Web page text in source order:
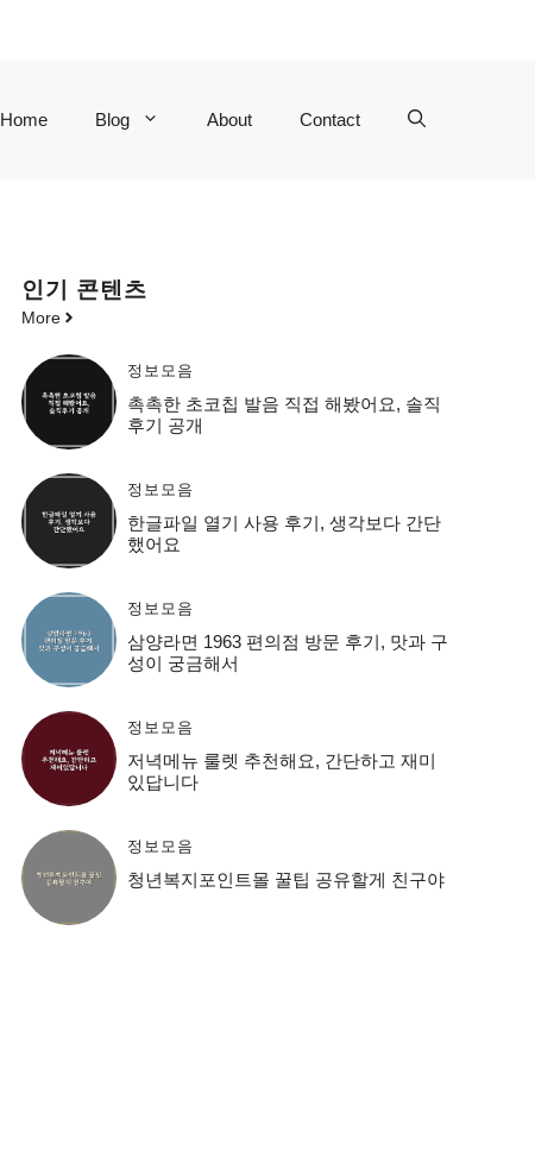
Home Blog About Contact
인기 콘텐츠
More
정보모음
촉촉한 초코칩 발음 직접 해봤어요, 솔직
후기 공개
정보모음
한글파일 열기 사용 후기, 생각보다 간단
했어요
정보모음
삼양라면 1963 편의점 방문 후기, 맛과 구
성이 궁금해서
정보모음
저녁메뉴 룰렛 추천해요, 간단하고 재미
있답니다
정보모음
청년복지포인트몰 꿀팁 공유할게 친구야